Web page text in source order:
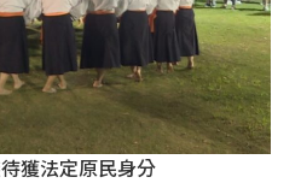
獲法定原民身分